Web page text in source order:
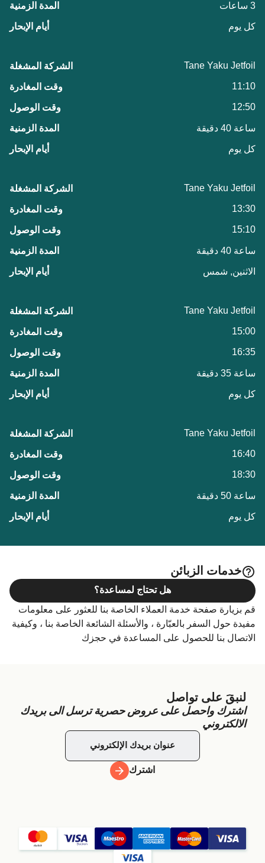
3 ساعات
كل يوم
Tane Yaku Jetfoil
11:10
12:50
ساعة 40 دقيقة
كل يوم
Tane Yaku Jetfoil
13:30
15:10
ساعة 40 دقيقة
الاثنين, شمس
Tane Yaku Jetfoil
15:00
16:35
ساعة 35 دقيقة
كل يوم
Tane Yaku Jetfoil
16:40
18:30
ساعة 50 دقيقة
كل يوم
خدمات الزبائن
قم بزيارة صفحة خدمة العملاء الخاصة بنا للعثور على معلومات
مفيدة حول السفر بالعبّارة ، والأسئلة الشائعة الخاصة بنا ، وكيفية
الاتصال بنا للحصول على المساعدة في حجزك
هل تحتاج لمساعدة؟
لنبقَ على تواصل
اشترك واحصل على عروض حصرية ترسل الى بريدك
الالكتروني
اشترك